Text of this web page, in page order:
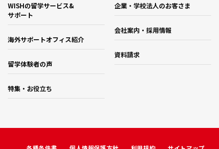
WISHの留学サービス&
サポート
海外サポートオフィス紹介
留学体験者の声
特集・お役立ち
企業・学校法人のお客さま
会社案内・採用情報
資料請求